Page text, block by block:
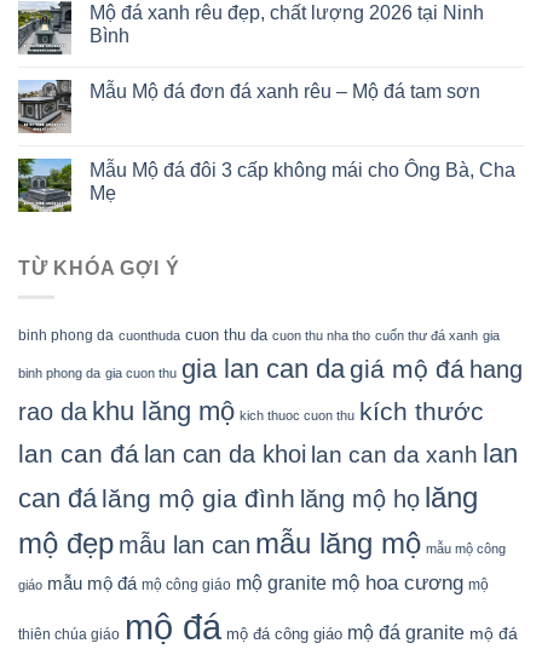
Mộ đá xanh rêu đẹp, chất lượng 2026 tại Ninh
Bình
Mẫu Mộ đá đơn đá xanh rêu – Mộ đá tam sơn
Mẫu Mộ đá đôi 3 cấp không mái cho Ông Bà, Cha
Mẹ
TỪ KHÓA GỢI Ý
binh phong da cuonthuda cuon thu da cuon thu nha tho cuốn thư đá xanh gia
binh phong da gia cuon thu gia lan can dagiá mộ đá hang
rao da khu lăng mộ kich thuoc cuon thu kích thước
lan can đá lan can da khoi lan can da xanh lan
can đá lăng mộ gia đình lăng mộ họ lăng
mộ đẹp mẫu lan can mẫu lăng mộ mẫu mộ công
giáo mẫu mộ đá mộ công giáo mộ granite mộ hoa cương mộ
thiên chúa giáo mộ đá mộ đá công giáo mộ đá granite mộ đá